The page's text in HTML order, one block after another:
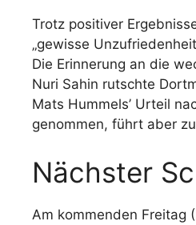
Trotz positiver
„gewisse
Die Erinnerung an die
Nuri Sahin rutschte
Mats Hummels’ Urteil
genommen, führt aber
Nächster
Am kommenden Freitag